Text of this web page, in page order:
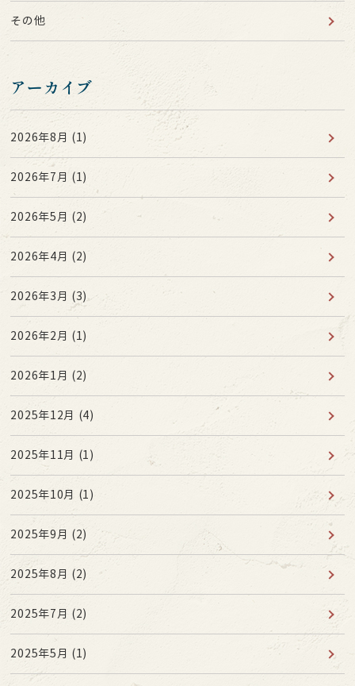
その他
アーカイブ
2026年8月 (1)
2026年7月 (1)
2026年5月 (2)
2026年4月 (2)
2026年3月 (3)
2026年2月 (1)
2026年1月 (2)
2025年12月 (4)
2025年11月 (1)
2025年10月 (1)
2025年9月 (2)
2025年8月 (2)
2025年7月 (2)
2025年5月 (1)